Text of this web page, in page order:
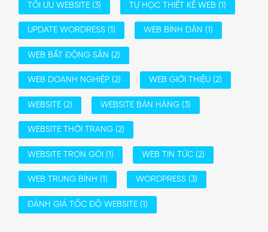
TỐI ƯU WEBSITE (3) TỰ HỌC THIẾT KẾ WEB (1)
UPDATE WORDRESS (1) WEB BÌNH DÂN (1)
WEB BẤT ĐỘNG SẢN (2)
WEB DOANH NGHIỆP (2) WEB GIỚI THIỆU(2)
WEBSITE (2) WEBSITE BÁN HÀNG(3)
WEBSITE THỜI TRANG (2)
WEBSITE TRỌN GÓI (1) WEB TIN TỨC(2)
WEB TRUNG BÌNH (1) WORDPRESS(3)
ĐÁNH GIÁ TỐC ĐỘ WEBSITE (1)